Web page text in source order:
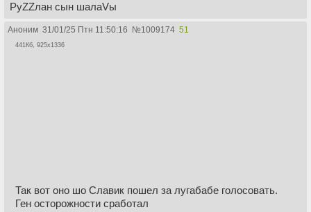
РуZZлан сын шалаVы
Аноним 31/01/25 Птн 11:50:16 №1009174 51
441Кб, 925x1336
Так вот оно шо Славик пошел за лугабабе голосовать.
Ген осторожности сработал